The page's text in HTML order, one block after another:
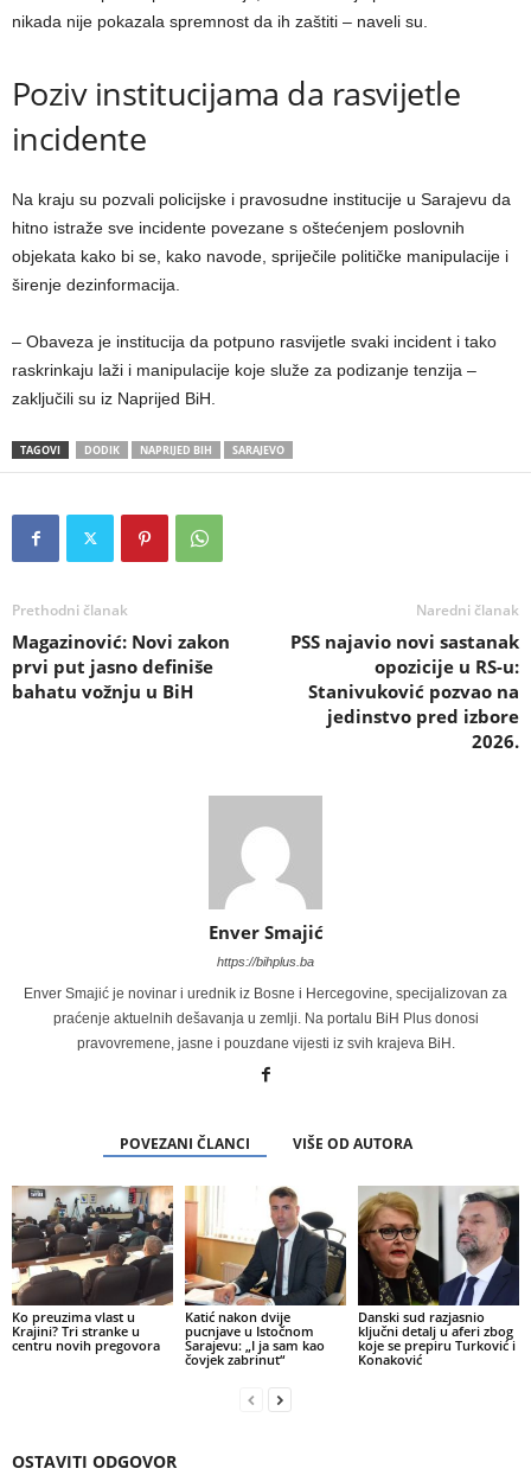
nikada nije pokazala spremnost da ih zaštiti – naveli su.
Poziv institucijama da rasvijetle
incidente
Na kraju su pozvali policijske i pravosudne institucije u Sarajevu da
hitno istraže sve incidente povezane s oštećenjem poslovnih
objekata kako bi se, kako navode, spriječile političke manipulacije i
širenje dezinformacija.
– Obaveza je institucija da potpuno rasvijetle svaki incident i tako
raskrinkaju laži i manipulacije koje služe za podizanje tenzija –
zaključili su iz Naprijed BiH.
TAGOVI DODIK NAPRIJED BIH SARAJEVO
Prethodni članak
Magazinović: Novi zakon
prvi put jasno definiše
bahatu vožnju u BiH
Naredni članak
PSS najavio novi sastanak
opozicije u RS-u:
Stanivuković pozvao na
jedinstvo pred izbore
2026.
Enver Smajić
https://bihplus.ba
Enver Smajić je novinar i urednik iz Bosne i Hercegovine, specijalizovan za
praćenje aktuelnih dešavanja u zemlji. Na portalu BiH Plus donosi
pravovremene, jasne i pouzdane vijesti iz svih krajeva BiH.
POVEZANI ČLANCI VIŠE OD AUTORA
Ko preuzima vlast u
Krajini? Tri stranke u
centru novih pregovora
Katić nakon dvije
pucnjave u Istočnom
Sarajevu: „I ja sam kao
čovjek zabrinut“
Danski sud razjasnio
ključni detalj u aferi zbog
koje se prepiru Turković i
Konaković
OSTAVITI ODGOVOR